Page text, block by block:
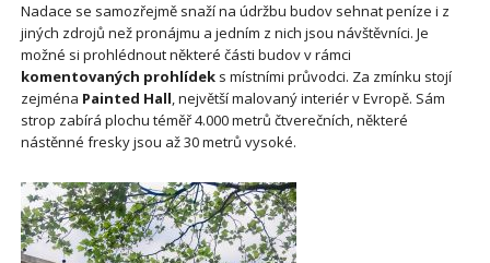
Nadace se samozřejmě snaží na údržbu budov sehnat peníze i z
jiných zdrojů než pronájmu a jedním z nich jsou návštěvníci. Je
možné si prohlédnout některé části budov v rámci
komentovaných prohlídeks místními průvodci. Za zmínku stojí
zejména Painted Hall, největší malovaný interiér v Evropě. Sám
strop zabírá plochu téměř 4.000 metrů čtverečních, některé
nástěnné fresky jsou až 30 metrů vysoké.